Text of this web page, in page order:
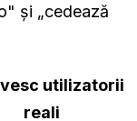
și „cedează
utilizatorii
reali